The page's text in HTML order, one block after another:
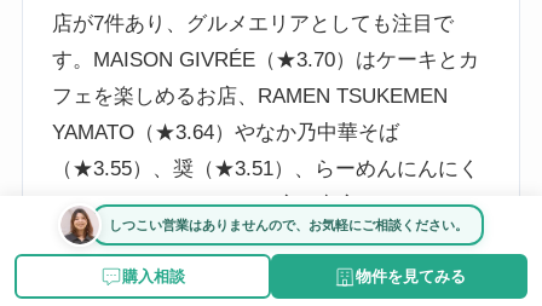
店が7件あり、グルメエリアとしても注目で
す。MAISON GIVRÉE（★3.70）はケーキとカ
フェを楽しめるお店、RAMEN TSUKEMEN
YAMATO（★3.64）やなか乃中華そば
（★3.55）、奨（★3.51）、らーめんにんにく
や（★3.50）とラーメン店が充実しています。
すし処なかみぞ（★3.54）では寿司・海鮮を、
EN別邸（★3.50）では居酒屋・野菜料理・海鮮
しつこい営業はありませんので、お気軽にご相談ください。
購入相談 物件を見てみる